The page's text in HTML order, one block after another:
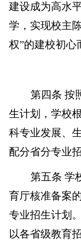
建设成为高水
学，实现校主
权”的建校初心
第四条 按
生计划，学校
科专业发展、
配分省分专业
第五条 学
育厅核准备案
专业招生计划。
以各省级教育